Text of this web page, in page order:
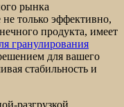
рынка
не только эффективно,
продукта, имеет
гранулирования
для вашего
стабильность и